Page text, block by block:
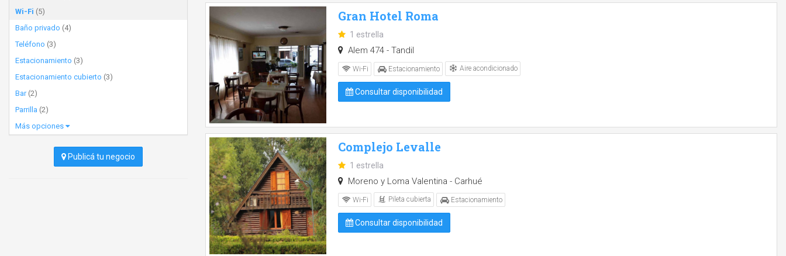
Wi-Fi (5)
Baño privado (4)
Teléfono (3)
Estacionamiento (3)
Estacionamiento cubierto (3)
Bar(2)
Parrilla (2)
Más opciones
Publicá tu negocio
Gran Hotel Roma
1 estrella
Alem 474 - Tandil
Wi-Fi Estacionamiento Aire acondicionado
Consultar disponibilidad
Complejo Levalle
1 estrella
Moreno y Loma Valentina - Carhué
Wi-Fi Pileta cubierta Estacionamiento
Consultar disponibilidad